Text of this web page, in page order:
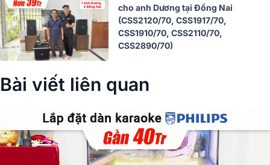
cho anh Dương tại Đồng Nai
(CSS2120/70, CSS1917/70,
CSS1910/70, CSS2110/70,
CSS2890/70)
Bài viết liên quan